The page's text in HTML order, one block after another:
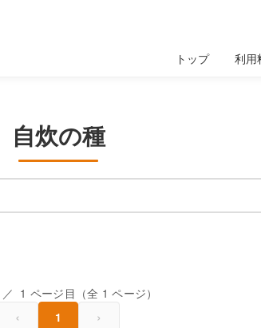
トップ 利用
自炊の種
1 ページ目（全 1 ページ）
‹ 1 ›